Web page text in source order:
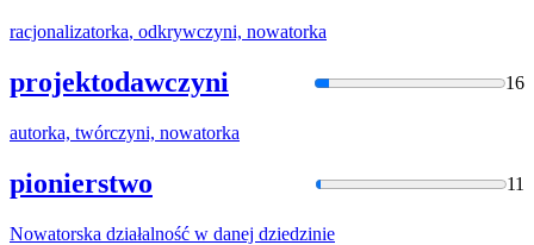
racjonalizatorka, odkrywczyni, nowatorka
projektodawczyni 16
autorka, twórczyni, nowatorka
pionierstwo 11
Nowatorska działalność w danej dziedzinie